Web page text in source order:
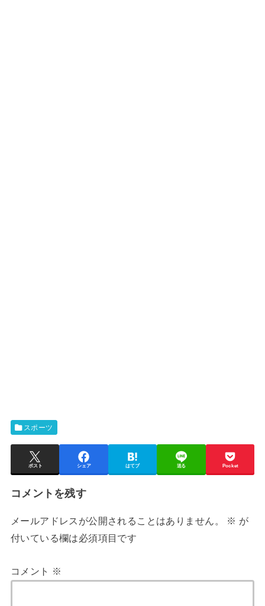
スポーツ
ポスト シェア はてブ 送る Pocket
コメントを残す
メールアドレスが公開されることはありません。 ※ が
付いている欄は必須項目です
コメント ※